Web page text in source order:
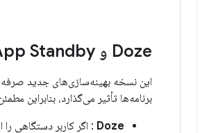
Doze و App Standby
این نسخه بهینه‌سازی‌های جدید
برنامه‌ها تأثیر می‌گذارد، بنابراین
Doze : اگر کاربر دستگاهی